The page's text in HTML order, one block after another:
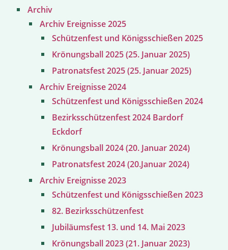
Archiv
Archiv Ereignisse 2025
Schützenfest und Königsschießen 2025
Krönungsball 2025 (25. Januar 2025)
Patronatsfest 2025 (25. Januar 2025)
Archiv Ereignisse 2024
Schützenfest und Königsschießen 2024
Bezirksschützenfest 2024 Bardorf
Eckdorf
Krönungsball 2024 (20. Januar 2024)
Patronatsfest 2024 (20.Januar 2024)
Archiv Ereignisse 2023
Schützenfest und Königsschießen 2023
82. Bezirksschützenfest
Jubiläumsfest 13. und 14. Mai 2023
Krönungsball 2023 (21. Januar 2023)